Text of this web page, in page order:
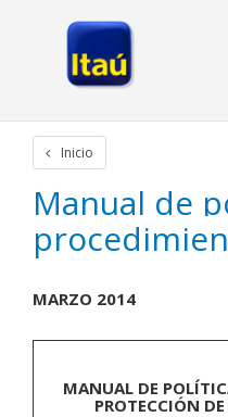
Inicio
Manual de
MARZO 2014
MANUAL DE
PROTECCIÓN